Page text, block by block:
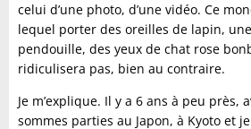
celui d’une photo, d’une vidéo. Ce
lequel porter des oreilles de lapin,
pendouille, des yeux de chat rose
ridiculisera pas, bien au contraire.
Je m’explique. Il y a 6 ans à peu près,
sommes parties au Japon, à Kyoto et